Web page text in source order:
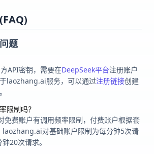
题
API密钥，需要在DeepSeek平台注册账户
laozhang.ai服务，可以通过注册链接创建
限制吗？
免费账户有调用频率限制，付费账户根据套
laozhang.ai对基础账户限制为每分钟5次请
20次请求。